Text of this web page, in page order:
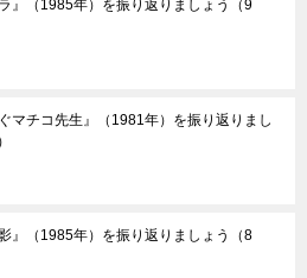
』（1985年）を振り返りましょう
（9
マチコ先生』（1981年）を振り返りまし
』（1985年）を振り返りましょう
（8